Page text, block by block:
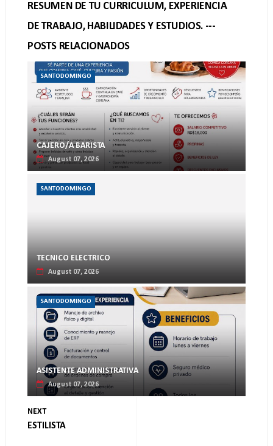
RESUMEN DE TU CURRICULUM, EXPERIENCIA
DE TRABAJO, HABILIDADES Y ESTUDIOS. ---
POSTS RELACIONADOS
SANTODOMINGO
CAJERO/A BARISTA
August 07, 2026
SANTODOMINGO
TECNICO ELECTRICO
August 07, 2026
SANTODOMINGO
ASISTENTE ADMINISTRATIVA
August 07, 2026
NEXT
ESTILISTA